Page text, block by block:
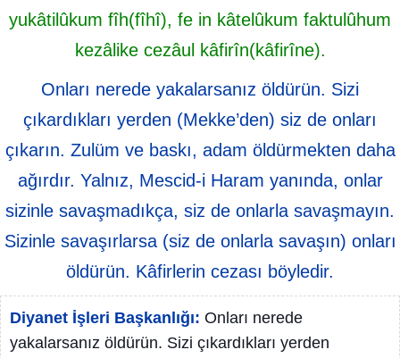
yukâtilûkum fîh(fîhî), fe in kâtelûkum faktulûhum
kezâlike cezâul kâfirîn(kâfirîne).
Onları nerede yakalarsanız öldürün. Sizi
çıkardıkları yerden (Mekke’den) siz de onları
çıkarın. Zulüm ve baskı, adam öldürmekten daha
ağırdır. Yalnız, Mescid-i Haram yanında, onlar
sizinle savaşmadıkça, siz de onlarla savaşmayın.
Sizinle savaşırlarsa (siz de onlarla savaşın) onları
öldürün. Kâfirlerin cezası böyledir.
Diyanet İşleri Başkanlığı: Onları nerede
yakalarsanız öldürün. Sizi çıkardıkları yerden